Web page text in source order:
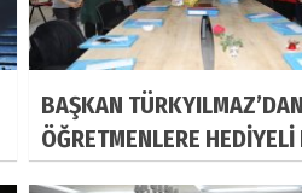
BAŞKAN TÜRKYILMAZ’DAN
ÖĞRETMENLERE